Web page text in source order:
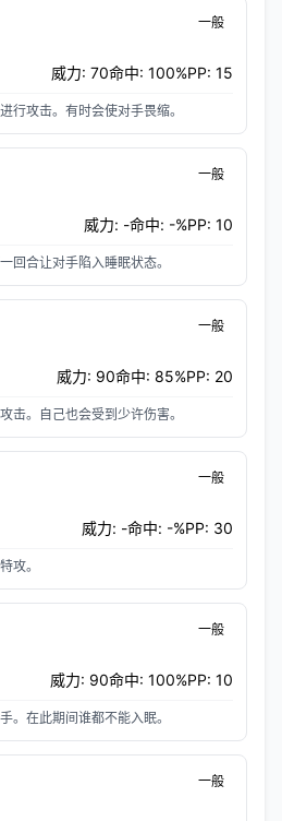
一般
威力: 70命中: 100%PP: 15
行攻击。有时会使对手畏缩。
一般
威力: -命中: -%PP: 10
回合让对手陷入睡眠状态。
一般
威力: 90命中: 85%PP: 20
击。自己也会受到少许伤害。
一般
威力: -命中: -%PP: 30
攻。
一般
威力: 90命中: 100%PP: 10
。在此期间谁都不能入眠。
一般